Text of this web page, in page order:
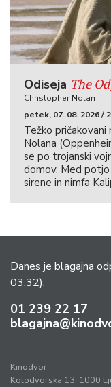
Odiseja The
Christopher Nolan
petek, 07. 08. 2026 /
Težko
Nolana
se po trojanski
domov. Med
sirene in nimfa
Danes je blagajna
03:32).
01 239 22 17
Kinodvor
Kolodvorska 13, 1000